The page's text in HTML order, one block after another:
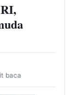
baca